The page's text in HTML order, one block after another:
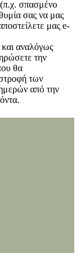
σπασμένο
σας να μας
μας e-
αναλόγως
την
θα
των
από την